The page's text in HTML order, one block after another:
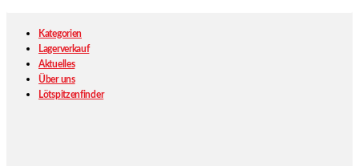
Kategorien
Lagerverkauf
Aktuelles
Über uns
Lötspitzenfinder